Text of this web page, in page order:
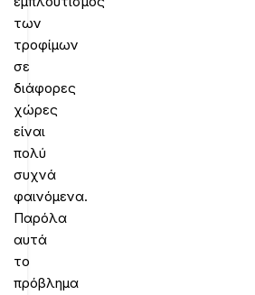
των
τροφίμων
σε
διάφορες
χώρες
είναι
πολύ
συχνά
φαινόμενα.
Παρόλα
αυτά
το
πρόβλημα